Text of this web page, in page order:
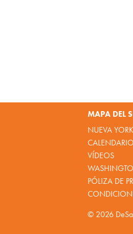
MAPA DEL
NUEVA YORK
CALENDARIO
VÍDEOS
PÓLIZA DE
© 2026